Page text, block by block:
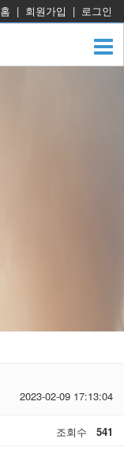
홈 | 회원가입 | 로그인
2023-02-09 17:13:04
조회수 541